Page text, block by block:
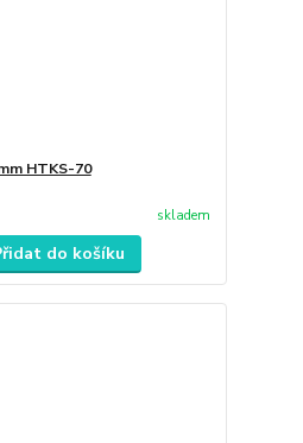
HTKS-70
skladem
do košíku